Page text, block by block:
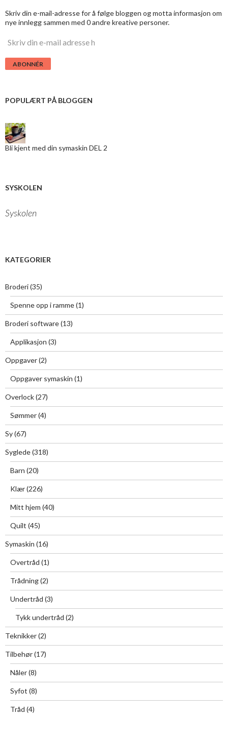
Skriv din e-mail-adresse for å følge bloggen og motta informasjon om
nye innlegg sammen med 0 andre kreative personer.
S
r
i
n
-
m
a
i
r
s
:
POPULÆRT PÅ BLOGGEN
Bli kjent med din symaskin DEL 2
SYSKOLEN
Syskolen
KATEGORIER
Broderi(35)
Spenne opp i ramme(1)
Broderi software(13)
Applikasjon (3)
Oppgaver(2)
Oppgaver symaskin (1)
Overlock(27)
Sømmer(4)
Sy(67)
Syglede(318)
Barn (20)
Klær(226)
Mitt hjem (40)
Quilt (45)
Symaskin (16)
Overtråd (1)
Trådning(2)
Undertråd (3)
Tykk undertråd (2)
Teknikker(2)
Tilbehør(17)
Nåler(8)
Syfot (8)
Tråd (4)